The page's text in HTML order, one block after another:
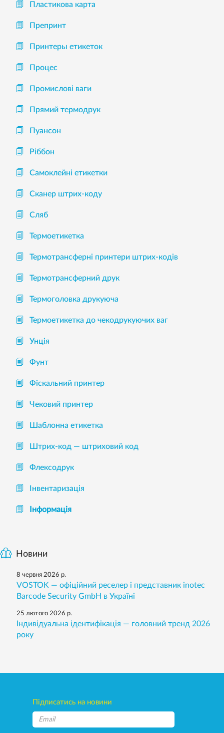
Пластикова карта
Препринт
Принтеры етикеток
Процес
Промислові ваги
Прямий термодрук
Пуансон
Ріббон
Самоклейні етикетки
Сканер штрих-коду
Сляб
Термоетикетка
Термотрансферні принтери штрих-кодів
Термотрансферний друк
Термоголовка друкуюча
Термоетикетка до чекодрукуючих ваг
Унція
Фунт
Фіскальний принтер
Чековий принтер
Шаблонна етикетка
Штрих-код — штриховий код
Флексодрук
Інвентаризація
Інформація
Новини
8 червня 2026 р.
VOSTOK — офіційний реселер і представник inotec
Barcode Security GmbH в Україні
25 лютого 2026 р.
Індивідуальна ідентифікація — головний тренд 2026
року
Підписатись на новини